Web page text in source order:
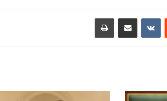
مشاركة عبر البريد طباعة